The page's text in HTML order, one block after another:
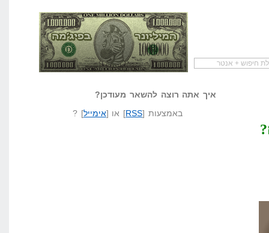
שאל שאלה המיליונר בפיג'מה שיווק שותפיםאיך אתה רוצה להשאר מעודכן?
באמצעות [RSS] או [אימייל] ?